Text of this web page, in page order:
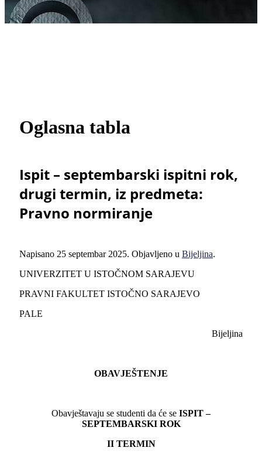
Oglasna tabla
Ispit – septembarski ispitni rok,
drugi termin, iz predmeta:
Pravno normiranje
Napisano 25 septembar 2025. Objavljeno u Bijeljina.
UNIVERZITET U ISTOČNOM SARAJEVU
PRAVNI FAKULTET ISTOČNO SARAJEVO
PALE
Bijeljina
OBAVJEŠTENJE
Obavještavaju se studenti da će se ISPIT –
SEPTEMBARSKI ROK
IITERMIN